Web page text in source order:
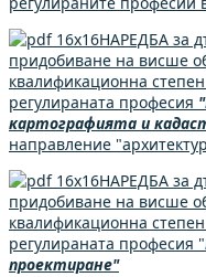
НАРЕДБА за
придобиване на висше
квалификационна
регулираната професия
картографията и
направление
НАРЕДБА за
придобиване на висше
квалификационна
регулираната професия "
проектиране"